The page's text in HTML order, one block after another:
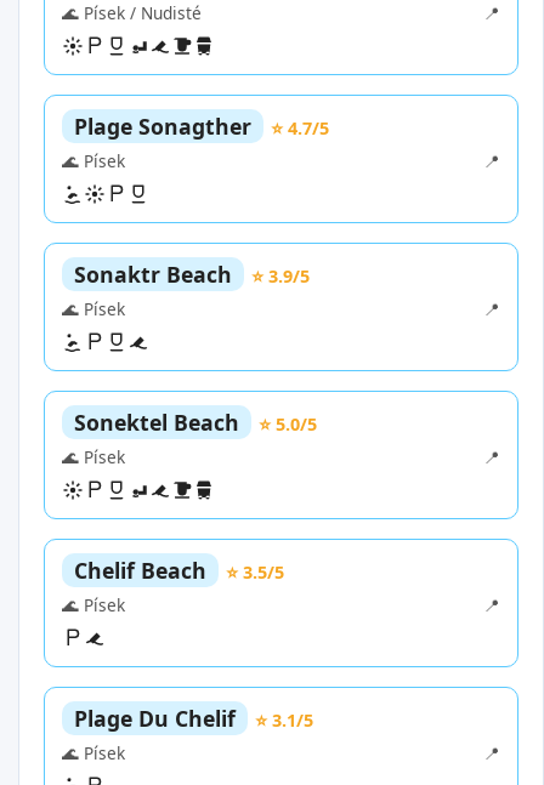
🌊 Písek / Nudisté
📍
Plage Sonagther
⭐ 4.7/5
🌊 Písek
📍
Sonaktr Beach
⭐ 3.9/5
🌊 Písek
📍
Sonektel Beach
⭐ 5.0/5
🌊 Písek
📍
Chelif Beach
⭐ 3.5/5
🌊 Písek
📍
Plage Du Chelif
⭐ 3.1/5
🌊 Písek
📍